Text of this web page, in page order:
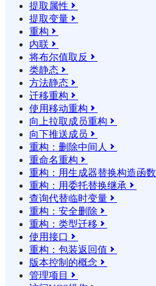
提取属性 
提取变量 
重构 
内联 
将布尔值取反 
类静态 
方法静态 
迁移重构 
使用移动重构 
向上拉取成员重构 
向下推送成员 
重构：删除中间人 
重命名重构 
重构：用生成器替换构造函数
重构：用委托替换继承 
查询代替临时变量 
重构：安全删除 
重构：类型迁移 
使用接口 
重构：包装返回值 
版本控制的概念 
管理项目 